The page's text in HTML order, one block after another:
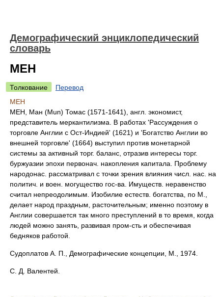
Демографический энциклопедический
словарь
МЕН
Толкование
Перевод
МЕН
МЕН, Ман (Mun) Томас (1571-1641), англ. экономист,
представитель меркантилизма. В работах 'Рассуждения о
торговле Англии с Ост-Индией' (1621) и 'Богатство Англии во
внешней торговле' (1664) выступил против монетарной
системы за активный торг. баланс, отразив интересы торг.
буржуазии эпохи первонач. накопления капитала. Проблему
народонас. рассматривал с точки зрения влияния числ. нас. на
политич. и воен. могущество гос-ва. Имуществ. неравенство
считал непреодолимым. Изобилие естеств. богатства, по М.,
делает народ праздным, расточительным; именно поэтому в
Англии совершается так много преступлений в то время, когда
людей можно занять, развивая пром-сть и обеспечивая
бедняков работой.
Судоплатов А. П., Демографические концепции, М., 1974.
С. Д. Валентей.